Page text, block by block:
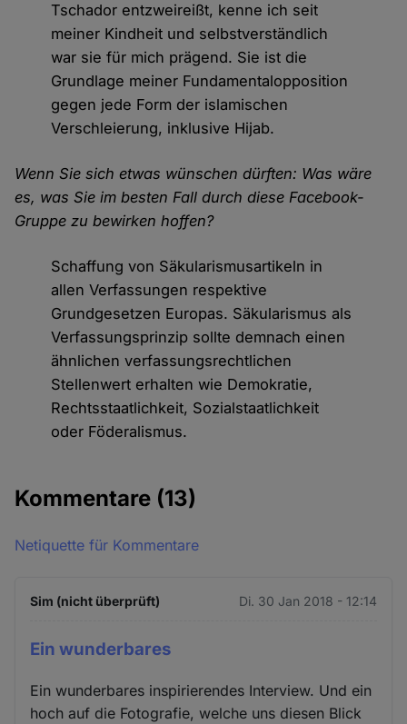
Tschador entzweireißt, kenne ich seit
meiner Kindheit und selbstverständlich
war sie für mich prägend. Sie ist die
Grundlage meiner Fundamentalopposition
gegen jede Form der islamischen
Verschleierung, inklusive Hijab.
Wenn Sie sich etwas wünschen dürften: Was wäre
es, was Sie im besten Fall durch diese Facebook-
Gruppe zu bewirken hoffen?
Schaffung von Säkularismusartikeln in
allen Verfassungen respektive
Grundgesetzen Europas. Säkularismus als
Verfassungsprinzip sollte demnach einen
ähnlichen verfassungsrechtlichen
Stellenwert erhalten wie Demokratie,
Rechtsstaatlichkeit, Sozialstaatlichkeit
oder Föderalismus.
Kommentare (13)
Netiquette für Kommentare
Sim (nicht überprüft) Di. 30 Jan 2018 - 12:14
Ein wunderbares
Ein wunderbares inspirierendes Interview. Und ein
hoch auf die Fotografie, welche uns diesen Blick